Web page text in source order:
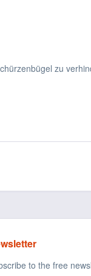
zu
to the free